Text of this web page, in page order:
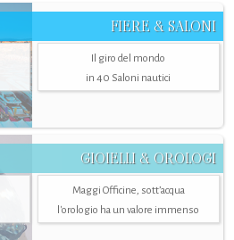
FIERE & SALONI
Il giro del mondo
in 40 Saloni nautici
GIOIELLI & OROLOGI
Maggi Officine, sott’acqua
l'orologio ha un valore immenso